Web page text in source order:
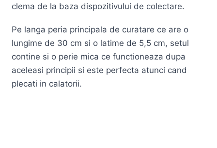
clema de la baza dispozitivului de colectare.
Pe langa peria principala de curatare ce are o
lungime de 30 cm si o latime de 5,5 cm, setul
contine si o perie mica ce functioneaza dupa
aceleasi principii si este perfecta atunci cand
plecati in calatorii.